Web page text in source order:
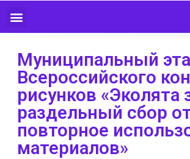
Муниципальный
Всероссийского
рисунков «Эколята
раздельный сбор
повторное
материалов»